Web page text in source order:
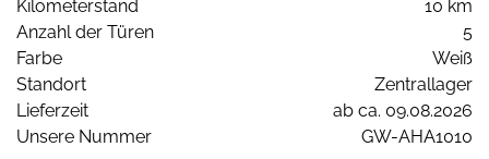
Kilometerstand
10 km
Anzahl der Türen
5
Farbe
Weiß
Standort
Zentrallager
Lieferzeit
ab ca. 09.08.2026
Unsere Nummer
GW-AHA1010